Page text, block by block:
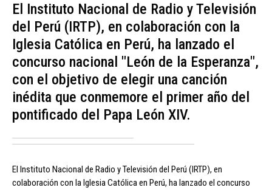
El Instituto Nacional de Radio y Televisión
del Perú (IRTP), en colaboración con la
Iglesia Católica en Perú, ha lanzado el
concurso nacional "León de la Esperanza",
con el objetivo de elegir una canción
inédita que conmemore el primer año del
pontificado del Papa León XIV.
El Instituto Nacional de Radio y Televisión del Perú (IRTP), en
colaboración con la Iglesia Católica en Perú, ha lanzado el concurso